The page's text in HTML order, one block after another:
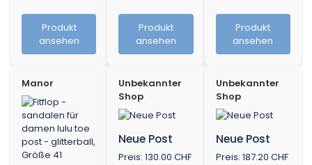
Produkt
ansehen
Produkt
ansehen
Produkt
ansehen
Manor
Unbekannter
Shop
Neue Post
Preis: 130.00 CHF
Unbekannter
Shop
Neue Post
Preis: 187.20 CHF